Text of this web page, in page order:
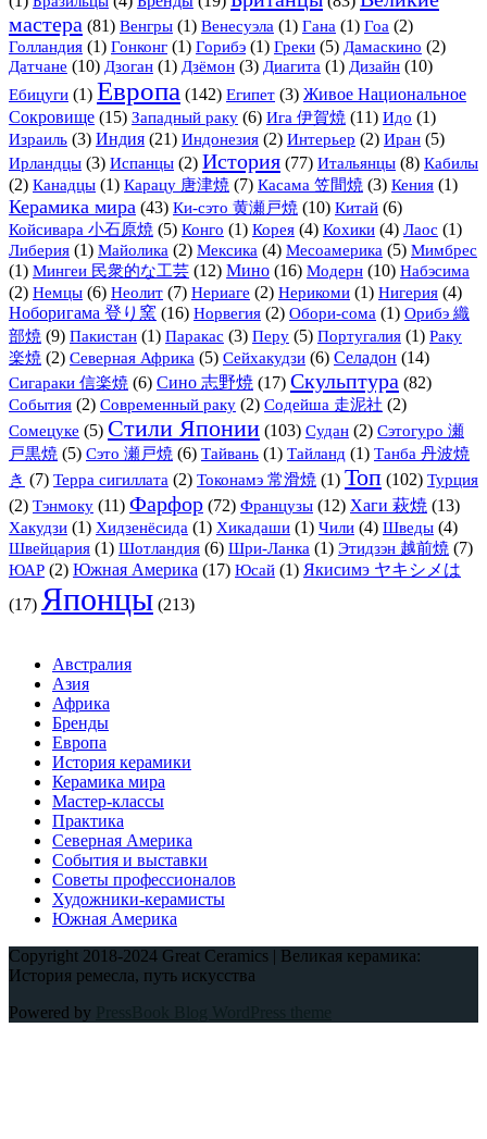
мастера (81) Венгры (1) Венесуэла (1) Гана (1) Гоа (2)
Голландия (1) Гонконг (1) Горибэ (1) Греки (5) Дамаскино (2)
Датчане (10) Дзоган (1) Дзёмон (3) Диагита (1) Дизайн (10)
Ебицуги (1) Европа (142) Египет (3) Живое Национальное
Сокровище (15) Западный раку (6) Ига 伊賀焼 (11) Идо (1)
Израиль (3) Индия (21) Индонезия (2) Интерьер (2) Иран (5)
Ирландцы (3) Испанцы (2) История (77) Итальянцы (8) Кабилы
(2) Канадцы (1) Карацу 唐津焼 (7) Касама 笠間焼 (3) Кения (1)
Керамика мира (43) Ки-сэто 黄瀬戸焼 (10) Китай (6)
Койсивара 小石原焼 (5) Конго (1) Корея (4) Кохики (4) Лаос (1)
Либерия (1) Майолика (2) Мексика (4) Месоамерика (5) Мимбрес
(1) Мингеи 民衆的な工芸 (12) Мино (16) Модерн (10) Набэсима
(2) Немцы (6) Неолит (7) Нериаге (2) Нерикоми (1) Нигерия (4)
Ноборигама 登り窯 (16) Норвегия (2) Обори-сома (1) Орибэ 織
部焼 (9) Пакистан (1) Паракас (3) Перу (5) Португалия (1) Раку
楽焼 (2) Северная Африка (5) Сейхакудзи (6) Селадон (14)
Сигараки 信楽焼 (6) Сино 志野焼 (17) Скульптура (82)
События (2) Современный раку (2) Содейша 走泥社 (2)
Сомецуке (5) Стили Японии (103) Судан (2) Сэтогуро 瀬
戸黒焼 (5) Сэто 瀬戸焼 (6) Тайвань (1) Тайланд (1) Танба 丹波焼
き (7) Терра сигиллата (2) Токонамэ 常滑焼 (1) Топ (102) Турция
(2) Тэнмоку (11) Фарфор (72) Французы (12) Хаги 萩焼 (13)
Хакудзи (1) Хидзенёсида (1) Хикадаши (1) Чили (4) Шведы (4)
Швейцария (1) Шотландия (6) Шри-Ланка (1) Этидзэн 越前焼 (7)
ЮАР (2) Южная Америка (17) Юсай (1) Якисимэ ヤキシメは
(17) Японцы (213)
Австралия
Азия
Африка
Бренды
Европа
История керамики
Керамика мира
Мастер-классы
Практика
Северная Америка
События и выставки
Советы профессионалов
Художники-керамисты
Южная Америка
Copyright 2018-2024 Great Ceramics | Великая керамика:
История ремесла, путь искусства
Powered by